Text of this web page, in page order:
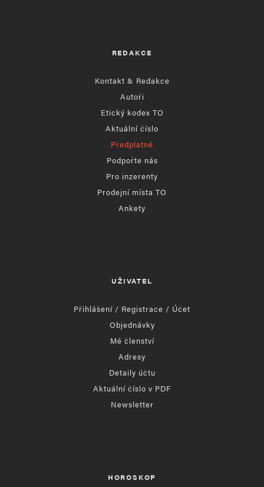
REDAKCE
Kontakt & Redakce
Autoři
Etický kodex TO
Aktuální číslo
Předplatné
Podpořte nás
Pro inzerenty
Prodejní místa TO
Ankety
UŽIVATEL
Přihlášení / Registrace / Účet
Objednávky
Mé členství
Adresy
Detaily účtu
Aktuální číslo v PDF
Newsletter
HOROSKOP